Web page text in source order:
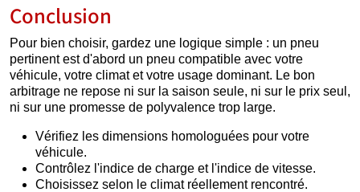
Conclusion
Pour bien choisir, gardez une logique simple : un pneu
pertinent est d'abord un pneu compatible avec votre
véhicule, votre climat et votre usage dominant. Le bon
arbitrage ne repose ni sur la saison seule, ni sur le prix seul,
ni sur une promesse de polyvalence trop large.
Vérifiez les dimensions homologuées pour votre
véhicule.
Contrôlez l'indice de charge et l'indice de vitesse.
Choisissez selon le climat réellement rencontré.